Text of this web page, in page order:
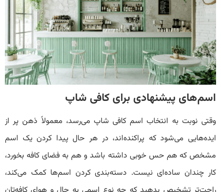
اسم‌های پیشنهادی برای کافی شاپ
وقتی نوبت به انتخاب اسم کافی شاپ می‌رسد، معمولاً ذهن پر از
ایده‌هایی می‌شود که پراکنده‌اند، در هر حال پیدا کردن یک اسم
مشخص که هم حس خوبی داشته باشد و هم به فضای کافه بخورد،
کار چندان ساده‌ای نیست. دسته‌بندی کردن اسم‌ها کمک می‌کند،